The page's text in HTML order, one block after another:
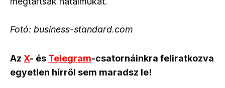
Fotó: business-standard.com
Az X- és Telegram-csatornáinkra feliratkozva
egyetlen hírről sem maradsz le!